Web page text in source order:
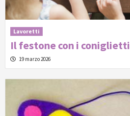
Lavoretti
Il festone con i coniglietti
19 marzo 2026